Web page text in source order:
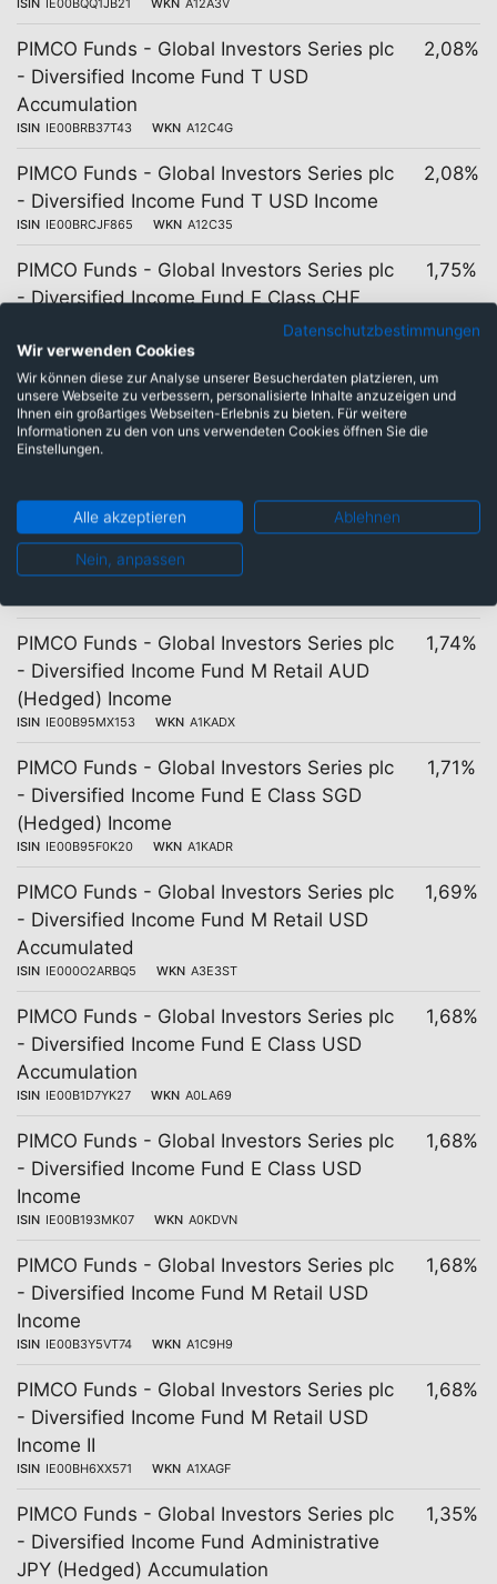
ISIN IE00BQQ1JB21 WKN A12A3V
PIMCO Funds - Global Investors Series plc
- Diversified Income Fund T USD
Accumulation
ISIN IE00BRB37T43 WKN A12C4G
2,08%
PIMCO Funds - Global Investors Series plc
- Diversified Income Fund T USD Income
ISIN IE00BRCJF865 WKN A12C35
2,08%
PIMCO Funds - Global Investors Series plc
- Diversified Income Fund E Class CHF
ISIN IE00BKTN2037 WKN A2PQVQ
1,75%
PIMCO Funds - Global Investors Series plc
- Diversified Income Fund E Class EUR
(Hedged) Accumulation
1,74%
PIMCO Funds - Global Investors Series plc
- Diversified Income Fund E Class EUR
(Hedged) Income
PIMCO Funds - Global Investors Series plc
- Diversified Income Fund M Retail AUD
(Hedged) Income
ISIN IE00B95MX153 WKN A1KADX
1,74%
PIMCO Funds - Global Investors Series plc
- Diversified Income Fund E Class SGD
(Hedged) Income
ISIN IE00B95F0K20 WKN A1KADR
1,71%
PIMCO Funds - Global Investors Series plc
- Diversified Income Fund M Retail USD
Accumulated
ISIN IE000O2ARBQ5 WKN A3E3ST
1,69%
PIMCO Funds - Global Investors Series plc
- Diversified Income Fund E Class USD
Accumulation
ISIN IE00B1D7YK27 WKN A0LA69
1,68%
PIMCO Funds - Global Investors Series plc
- Diversified Income Fund E Class USD
Income
ISIN IE00B193MK07 WKN A0KDVN
1,68%
PIMCO Funds - Global Investors Series plc
- Diversified Income Fund M Retail USD
Income
ISIN IE00B3Y5VT74 WKN A1C9H9
1,68%
PIMCO Funds - Global Investors Series plc
- Diversified Income Fund M Retail USD
Income II
ISIN IE00BH6XX571 WKN A1XAGF
1,68%
PIMCO Funds - Global Investors Series plc
- Diversified Income Fund Administrative
JPY (Hedged) Accumulation
1,35%
Datenschutzbestimmungen
Wir verwenden Cookies
Wir können diese zur Analyse unserer Besucherdaten platzieren, um
unsere Webseite zu verbessern, personalisierte Inhalte anzuzeigen und
Ihnen ein großartiges Webseiten-Erlebnis zu bieten. Für weitere
Informationen zu den von uns verwendeten Cookies öffnen Sie die
Einstellungen.
Alle akzeptieren Ablehnen
Nein, anpassen